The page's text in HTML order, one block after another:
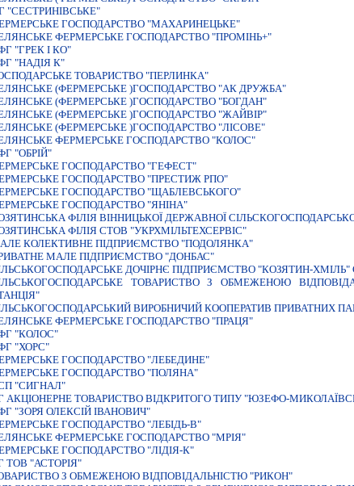
"СЕСТРИНІВСЬКЕ"
ГОСПОДАРСТВО "МАХАРИНЕЦЬКЕ"
ФЕРМЕРСЬКЕ ГОСПОДАРСТВО "ПРОМIНЬ+"
"ГРЕК І КО"
"НАДІЯ К"
ТОВАРИСТВО "ПЕРЛИНКА"
(ФЕРМЕРСЬКЕ )ГОСПОДАРСТВО "АК ДРУЖБА"
(ФЕРМЕРСЬКЕ )ГОСПОДАРСТВО "БОГДАН"
(ФЕРМЕРСЬКЕ )ГОСПОДАРСТВО "ЖАЙВIР"
(ФЕРМЕРСЬКЕ )ГОСПОДАРСТВО "ЛIСОВЕ"
ФЕРМЕРСЬКЕ ГОСПОДАРСТВО "КОЛОС"
"ОБРІЙ"
ГОСПОДАРСТВО "ГЕФЕСТ"
ГОСПОДАРСТВО "ПРЕСТИЖ РПО"
ГОСПОДАРСТВО "ЩАБЛЕВСЬКОГО"
ГОСПОДАРСТВО "ЯНIНА"
ФІЛІЯ ВІННИЦЬКОЇ ДЕРЖАВНОЇ
ФІЛІЯ СТОВ "УКРХМІЛЬТЕХСЕРВІС"
КОЛЕКТИВНЕ ПIДПРИЄМСТВО "ПОДОЛЯНКА"
МАЛЕ ПIДПРИЄМСТВО "ДОНБАС"
ДОЧIРНЄ ПIДПРИЄМСТВО "КОЗЯТИН-ХМIЛЬ"
ТОВАРИСТВО З ОБМЕЖЕНОЮ
ВИРОБНИЧИЙ КООПЕРАТИВ ПРИВАТНИХ
ФЕРМЕРСЬКЕ ГОСПОДАРСТВО "ПРАЦЯ"
"КОЛОС"
"ХОРС"
ГОСПОДАРСТВО "ЛЕБЕДИНЕ"
ГОСПОДАРСТВО "ПОЛЯНА"
"СИГНАЛ"
АКЦІОНЕРНЕ ТОВАРИСТВО ВІДКРИТОГО ТИПУ "ЮЗЕФО-
"ЗОРЯ ОЛЕКСІЙ ІВАНОВИЧ"
ГОСПОДАРСТВО "ЛЕБIДЬ-В"
ФЕРМЕРСЬКЕ ГОСПОДАРСТВО "МРIЯ"
ГОСПОДАРСТВО "ЛIДIЯ-К"
ТОВ "АСТОРІЯ"
З ОБМЕЖЕНОЮ ВIДПОВIДАЛЬНIСТЮ "РИКОН"